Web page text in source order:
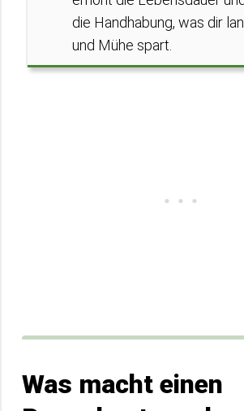
die Handhabung, was dir
und Mühe spart.
Was macht einen